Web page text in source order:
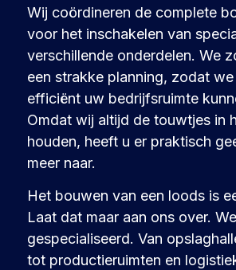
Wij coördineren de complete
voor het inschakelen van
verschillende onderdelen. We
een strakke planning, zodat we
efficiënt uw bedrijfsruimte
Omdat wij altijd de touwtjes in
houden, heeft u er praktisch
meer naar.
Het bouwen van een loods is
Laat dat maar aan ons over.
gespecialiseerd. Van
tot productieruimten en